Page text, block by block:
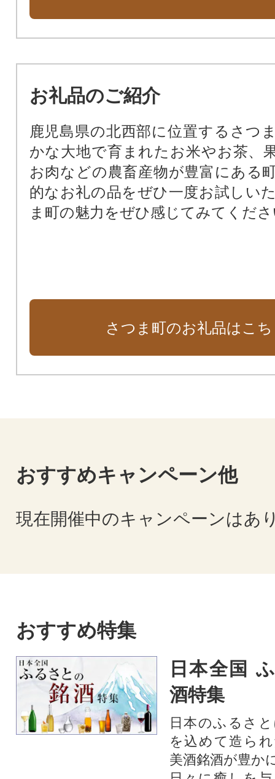
お礼品のご紹介
鹿児島県の北西部に位置するさつ
かな大地で育まれたお米やお茶、
お肉などの農畜産物が豊富にある
的なお礼の品をぜひ一度お試しい
ま町の魅力をぜひ感じてみてくだ
さつま町のお礼品はこ
おすすめキャンペーン他
現在開催中のキャンペーンはあ
おすすめ特集
日本全国
酒特集
日本のふるさ
を込めて造ら
美酒銘酒が豊か